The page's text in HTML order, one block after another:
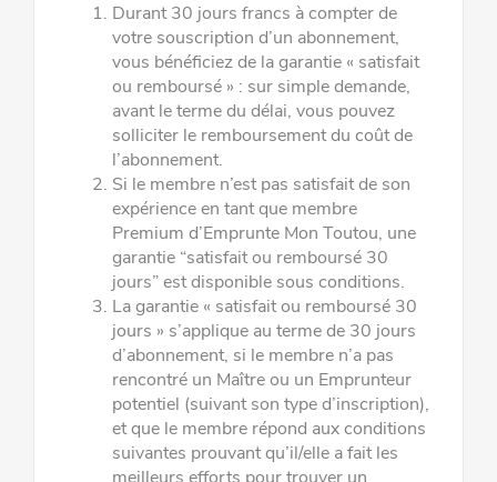
Durant 30 jours francs à compter de
votre souscription d’un abonnement,
vous bénéficiez de la garantie « satisfait
ou remboursé » : sur simple demande,
avant le terme du délai, vous pouvez
solliciter le remboursement du coût de
l’abonnement.
Si le membre n’est pas satisfait de son
expérience en tant que membre
Premium d’Emprunte Mon Toutou, une
garantie “satisfaitou remboursé 30
jours” est disponible sous conditions.
La garantie « satisfait ou remboursé 30
jours » s’applique au terme de 30 jours
d’abonnement, si le membre n’a pas
rencontré un Maître ou un Emprunteur
potentiel (suivant son type d’inscription),
et que le membre répond aux conditions
suivantes prouvantqu’il/elle a fait les